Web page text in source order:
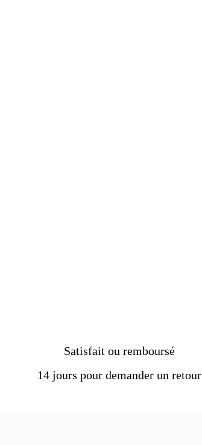
Satisfait ou remboursé
14 jours pour demander un retour